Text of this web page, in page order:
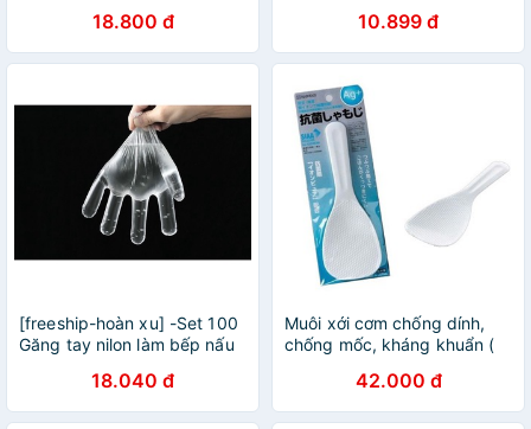
18.800 đ 10.899 đ
[freeship-hoàn xu] -Set 100
Găng tay nilon làm bếp nấu
18.040 đ
Muôi xới cơm chống dính,
chống mốc, kháng khuẩn (
Xách tay Japan )
42.000 đ